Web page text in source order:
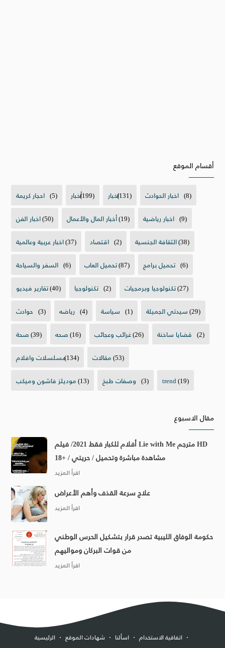
أقسام الموقع
احجار كريمة (5) أخبار(199) اخبار(131) اخبار الحوادث (8)
اخبار الفن(50) أخبار المال والأعمال(19) اخبار رياضية (9)
اخبار عربية وعالمية(37) اقتصاد (2) الثقافة الجنسية(38)
السفر والسياحة (6) تحميل العاب(87) تحميل برامج (6)
تقارير فيديو(40) تكنولوجيا (2) تكنولوجيا وبرمجيات(27)
حوادث (3) رياضه (4) سياسة (1) سيدتي الجميلة(29)
صحة(39) صحه(16) غرائب وعجائب(26) قضايا ساخنة (2)
مسلسلات وافلام(134) مقالات(53)
موديلز فاشون وميكب(13) وصفات طبخ (3) trend(19)
مقال الاسبوع
أفلام للكبار فقط 2021/ فيلم Lie with Me مترجم HD
مشاهدة مباشرة وتحميل / حريتي / +18
علاج سرعة القذف وأهم الأعراض
حكومة الوفاق الليبية تصدر قرار بتشكيل الحرس الوطني
من قوات البركان ومواليهم
الرئيسية شهادات الموقع اسألنا
اتفاقية الاستخدام